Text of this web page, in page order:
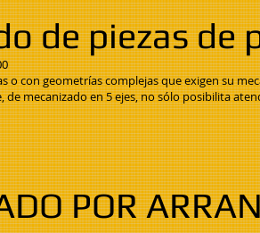
de piezas de
o con geometrías complejas que exigen su
de mecanizado en 5 ejes, no sólo posibilita
POR